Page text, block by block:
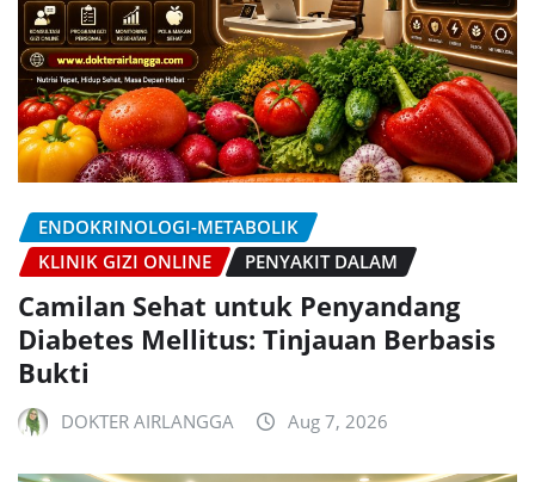
ENDOKRINOLOGI-METABOLIK
KLINIK GIZI ONLINE
PENYAKIT DALAM
Camilan Sehat untuk Penyandang
Diabetes Mellitus: Tinjauan Berbasis
Bukti
DOKTER AIRLANGGA Aug 7, 2026